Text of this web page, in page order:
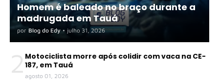
Homem é baleado no braço durante a
madrugada em Tauá
por Blog do Edy • julho 31, 2026
2 Motociclista morre após colidir com vaca na CE-
187, em Tauá
agosto 01, 2026